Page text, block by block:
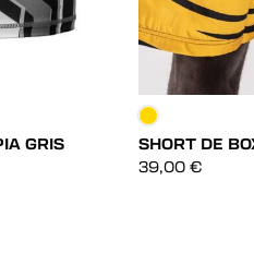
GRIS
SHORT DE
39,00 €